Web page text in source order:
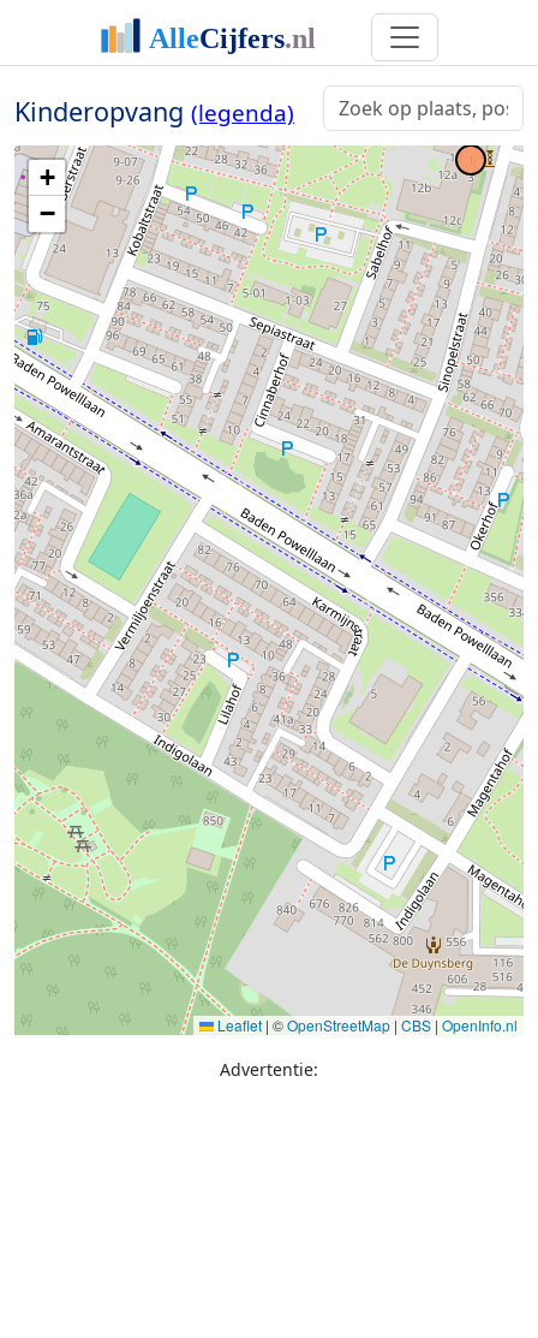
Kinderopvang (legenda)
+
−
Leaflet | ©OpenStreetMap | CBS| OpenInfo.nl
Advertentie: